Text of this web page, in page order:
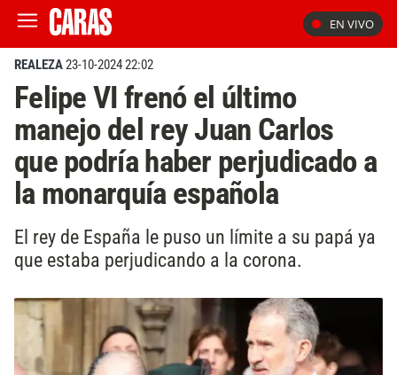
EN VIVO
REALEZA23-10-2024 22:02
Felipe VI frenó el último
manejo del rey Juan Carlos
que podría haber perjudicado a
la monarquía española
El rey de España le puso un límite a su papá ya
que estaba perjudicando a la corona.